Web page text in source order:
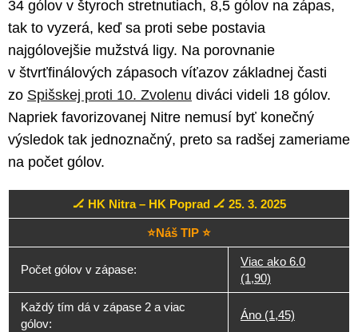
34 gólov v štyroch stretnutiach, 8,5 gólov na zápas,
tak to vyzerá, keď sa proti sebe postavia
najgólovejšie mužstvá ligy. Na porovnanie
v štvrťfinálových zápasoch víťazov základnej časti
zo Spišskej proti 10. Zvolenu diváci videli 18 gólov.
Napriek favorizovanej Nitre nemusí byť konečný
výsledok tak jednoznačný, preto sa radšej zameriame
na počet gólov.
🏒 HK Nitra – HK Poprad 🏒 25. 3. 2025
⭐Náš TIP ⭐
Počet gólov v zápase:
Viac ako 6.0
(1,90)
Každý tím dá v zápase 2 a viac
gólov:
Áno (1,45)